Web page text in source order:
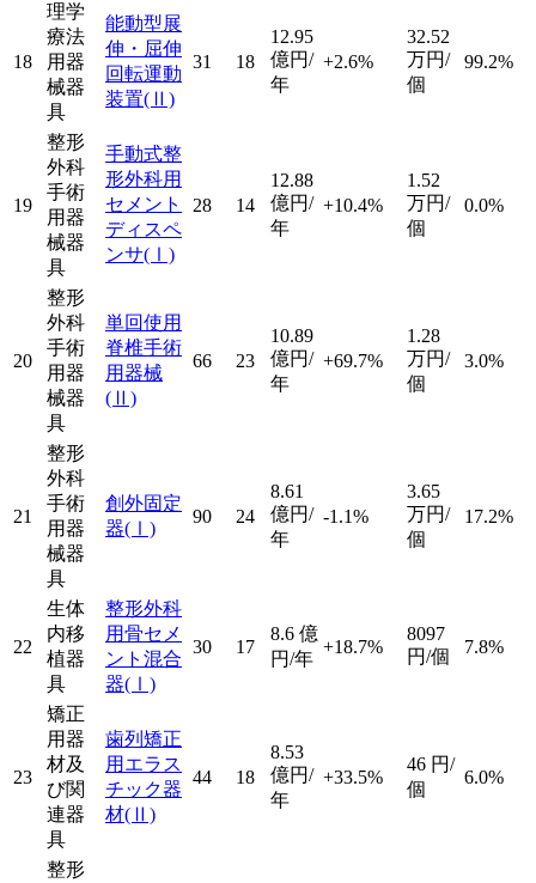
18
理学
療法
用器
械器
具
能動型展
伸・屈伸
回転運動
装置(Ⅱ)
31 18
12.95
億円/
年
+2.6%
32.52
万円/
個
99.2%
19
整形
外科
手術
用器
械器
具
手動式整
形外科用
セメント
ディスペ
ンサ(Ⅰ)
28 14
12.88
億円/
年
+10.4%
1.52
万円/
個
0.0%
20
整形
外科
手術
用器
械器
具
単回使用
脊椎手術
用器械
(Ⅱ)
66 23
10.89
億円/
年
+69.7%
1.28
万円/
個
3.0%
21
整形
外科
手術
用器
械器
具
創外固定
器(Ⅰ)
90 24
8.61
億円/
年
-1.1%
3.65
万円/
個
17.2%
22
生体
内移
植器
具
整形外科
用骨セメ
ント混合
器(Ⅰ)
30 17
8.6 億
円/年
+18.7%
8097
円/個
7.8%
23
矯正
用器
材及
び関
連器
具
歯列矯正
用エラス
チック器
材(Ⅱ)
44 18
8.53
億円/
年
+33.5%
46 円/
個
6.0%
整形